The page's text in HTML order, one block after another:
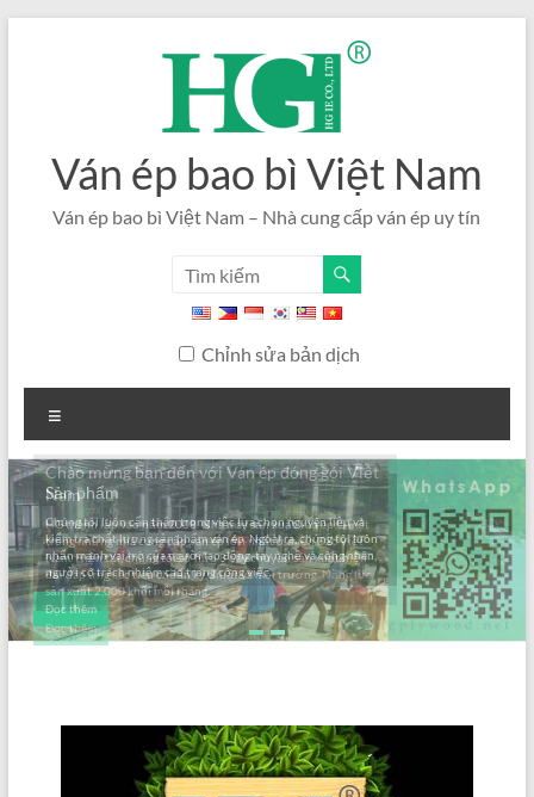
Ván ép bao bì Việt Nam
Ván ép bao bì Việt Nam – Nhà cung cấp ván ép uy tín
Chỉnh sửa bản dịch
đơn
Sản phẩm
Chúng tôi luôn cẩn thận trong việc lựa chọn nguyên liệu và
kiểm tra chất lượng sản phẩm ván ép. Ngoài ra, chúng tôi luôn
nhấn mạnh vai trò của người lao động, tay nghề và công nhân,
người có trách nhiệm cao trong công việc.
Đọc thêm